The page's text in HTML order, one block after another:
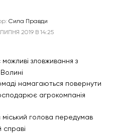
Сила Правди
2019 В 14:25
можливі зловживання з
намагаються повернути
агрокомпанія
міський голова передумав
справі